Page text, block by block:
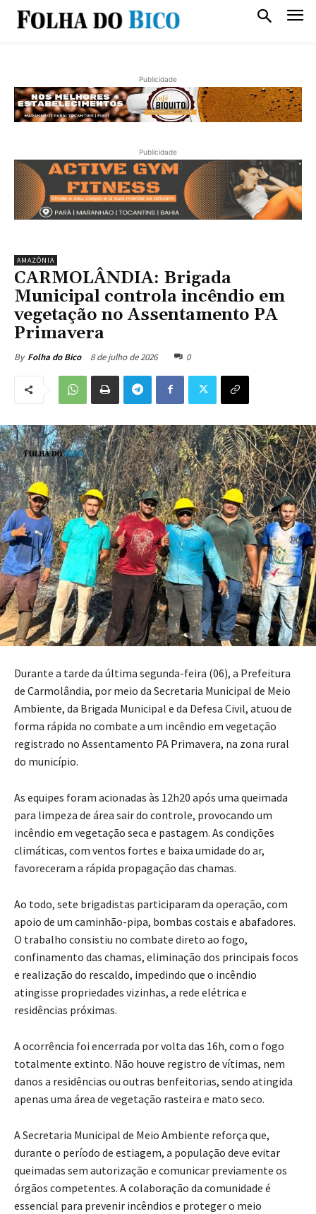
Publicidade
Publicidade
AMAZÔNIA
CARMOLÂNDIA: Brigada
Municipal controla incêndio em
vegetação no Assentamento PA
Primavera
By Folha do Bico 8 de julho de 2026 0
Durante a tarde da última segunda-feira (06), a Prefeitura
de Carmolândia, por meio da Secretaria Municipal de Meio
Ambiente, da Brigada Municipal e da Defesa Civil, atuou de
forma rápida no combate a um incêndio em vegetação
registrado no Assentamento PA Primavera, na zona rural
do município.
As equipes foram acionadas às 12h20 após uma queimada
para limpeza de área sair do controle, provocando um
incêndio em vegetação seca e pastagem. As condições
climáticas, com ventos fortes e baixa umidade do ar,
favoreceram a rápida propagação das chamas.
Ao todo, sete brigadistas participaram da operação, com
apoio de um caminhão-pipa, bombas costais e abafadores.
O trabalho consistiu no combate direto ao fogo,
confinamento das chamas, eliminação dos principais focos
e realização do rescaldo, impedindo que o incêndio
atingisse propriedades vizinhas, a rede elétrica e
residências próximas.
A ocorrência foi encerrada por volta das 16h, com o fogo
totalmente extinto. Não houve registro de vítimas, nem
danos a residências ou outras benfeitorias, sendo atingida
apenas uma área de vegetação rasteira e mato seco.
A Secretaria Municipal de Meio Ambiente reforça que,
durante o período de estiagem, a população deve evitar
queimadas sem autorização e comunicar previamente os
órgãos competentes. A colaboração da comunidade é
essencial para prevenir incêndios e proteger o meio